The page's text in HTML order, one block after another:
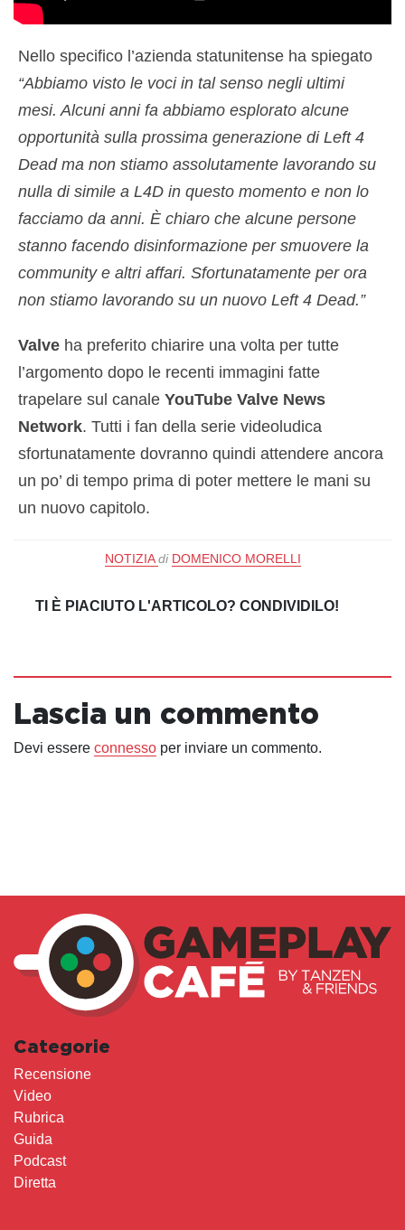
Nello specifico l’azienda statunitense ha spiegato
“Abbiamo visto le voci in tal senso negli ultimi
mesi. Alcuni anni fa abbiamo esplorato alcune
opportunità sulla prossima generazione di Left 4
Dead ma non stiamo assolutamente lavorando su
nulla di simile a L4D in questo momento e non lo
facciamo da anni. È chiaro che alcune persone
stanno facendo disinformazione per smuovere la
community e altri affari. Sfortunatamente per ora
non stiamo lavorando su un nuovo Left 4 Dead.”
Valve ha preferito chiarire una volta per tutte
l’argomento dopo le recenti immagini fatte
trapelare sul canale YouTube Valve News
Network. Tutti i fan della serie videoludica
sfortunatamente dovranno quindi attendere ancora
un po’ di tempo prima di poter mettere le mani su
un nuovo capitolo.
NOTIZIA di DOMENICO MORELLI
TI È PIACIUTO L'ARTICOLO? CONDIVIDILO!
Lascia un commento
Devi essere connesso per inviare un commento.
Categorie
Recensione
Video
Rubrica
Guida
Podcast
Diretta